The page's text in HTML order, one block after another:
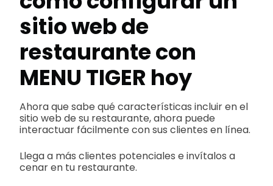
sitio web de
restaurante con
MENU TIGER hoy
Ahora que sabe qué características incluir en el
sitio web de su restaurante, ahora puede
interactuar fácilmente con sus clientes en línea.
Llega a más clientes potenciales e invítalos a
cenar en tu restaurante.